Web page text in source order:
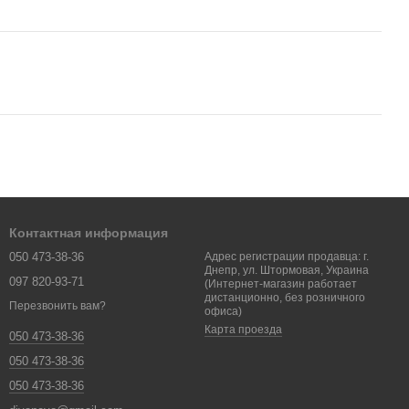
Контактная информация
050 473-38-36
097 820-93-71
Перезвонить вам?
050 473-38-36
050 473-38-36
050 473-38-36
Адрес регистрации продавца: г.
Днепр, ул. Штормовая, Украина
(Интернет-магазин работает
дистанционно, без розничного
офиса)
Карта проезда